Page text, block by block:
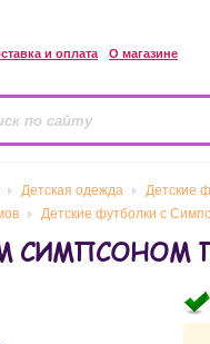
и оплата О магазине
Детская одежда Детские
Детские футболки с